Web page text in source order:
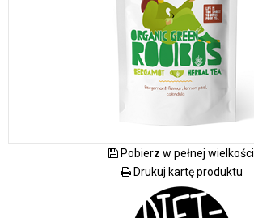
Pobierz w pełnej wielkości
Drukuj kartę produktu